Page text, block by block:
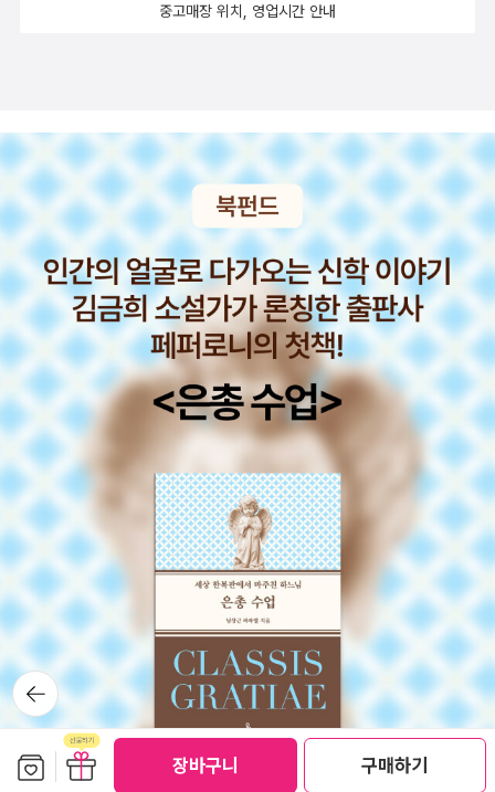
장바구니 구매하기
돌아봤다. 그 때 참 많은 경험을 했고 많이 배웠다. 지금도 그 때 겪었
주고 밤에 기숙사 방에 돌아와서 이야기를 하는데, 갑자기 중국인 학
생이 우리에게 묻는 거다. '너네 역사 얼마나 됐어?' 라고. 그래서 나
는 종이에 700,000년이라고 적었다. 그런데 그 숫자를 본 그 중국인
학생은 빙그레 웃더니 (진짜 말 그대로 빙그레 웃었다.) 종이에 2를
적고 우리를 보더니 0000000000 이렇게 적는거다. 쉼표도 안 찍
고 숫자를 하나 하나 정성 들여서 말이다. 그 아이의 표정은 '중국 역
사는 진짜 오래됐어. 너네보다 훨씬 말이야. 멋지지? 역시 중화사상
짱!' 뭐 그런 걸 담고 있었다. 그 때 우리의 반응은 살짝 흥분해서 아
니, 중국어로 우리도 실제로는 저거만큼 됐다 이거를 어떻게 말하지?
이거였다. 하하하하하중국만 가면 뭐든지 과장하게 되는 건지는 몰라
도 우리들의 저 대화는 아직까지도 웃기고 부끄럽다. 지금 그 때로 돌
아가면 적어도 그 말은 했을텐데. '너 지구의 나이는 알고 있니?', '현
생인류가 언제 출현한 지 아니?', '최초 문명은 중국 아니잖아.' 뭐 이
런 말 말이다. 이 이야기는 어찌보면 <사피엔스>를 이해하기 좋은 이
야기일지도 모른다. 호모 사피엔스 종만이 지구상에 살아남았는지를
살펴보다 보면 인지혁명을 빼 놓을 수가 없고, 그 '상상력'이 호모 사
피엔스라는 종을 국가, 종교, 이데올로기 등으로 엮어 하나로 묶어주
는 역할을 하게 되니까 말이다. 중국의 역사가 20억년 혹은 200억년
은 되었다고 말하는 것 역시 '상상력'이 발휘된 것이니, 호모 사피엔스
의 상상력은 어마어마하다. 지금도 여전히 인종 청소니, 전쟁이니 이
런 일들이 자행되는 것을 보면 유발 하라리의 주장에 손을 들어주고
뒤로가
기
중고매장 위치, 영업시간 안내